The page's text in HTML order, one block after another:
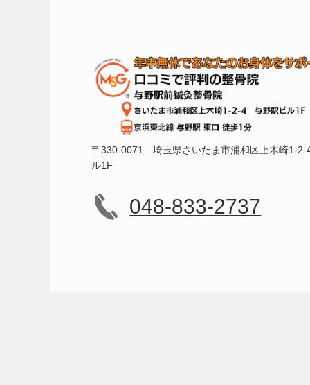
〒330-0071 埼玉県さいたま市浦和区上木崎1-2-
ル1F
048-833-2737